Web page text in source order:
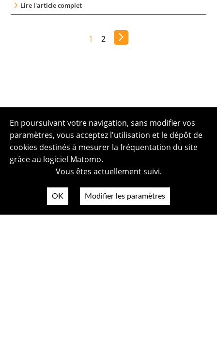
Lire l'article complet
1 2
En poursuivant votre navigation, sans modifier vos
paramètres, vous acceptez l'utilisation et le dépôt de
cookies destinés à mesurer la fréquentation du site
grâce au logiciel Matomo.
Vous êtes actuellement suivi.
OK Modifier les paramètres